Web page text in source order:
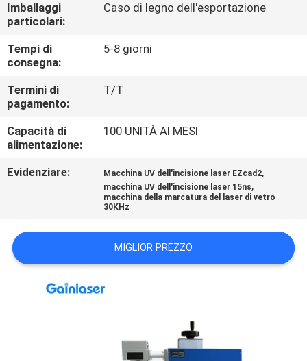
CONTATTICI
RICHIEDA
UNA
CITAZIONE
DEL
PRIVACY
POLICY
Imballaggi
particolari:
Caso di legno dell'esportazione
Tempi di
consegna:
5-8 giorni
Termini di
pagamento:
T/T
Capacità di
alimentazione:
100 UNITÀ AI MESI
Evidenziare: Macchina UV dell'incisione laser EZcad2,
macchina UV dell'incisione laser 15ns,
macchina della marcatura del laser di vetro
30KHz
MIGLIOR PREZZO